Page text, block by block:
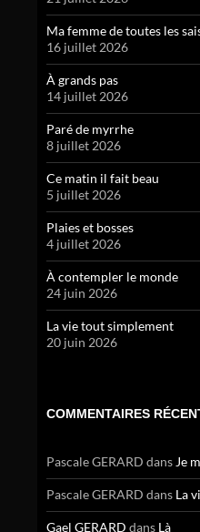
Ma femme de toutes les
16 juillet 2026
À grands pas
14 juillet 2026
Paré de myrrhe
8 juillet 2026
Ce matin il fait beau
5 juillet 2026
Plaies et bosses
4 juillet 2026
À contempler le monde
24 juin 2026
La vie tout simplement
20 juin 2026
COMMENTAIRES
Pascale GERARD dans Je
Pascale GERARD dans La
Gael GERARD dans Là